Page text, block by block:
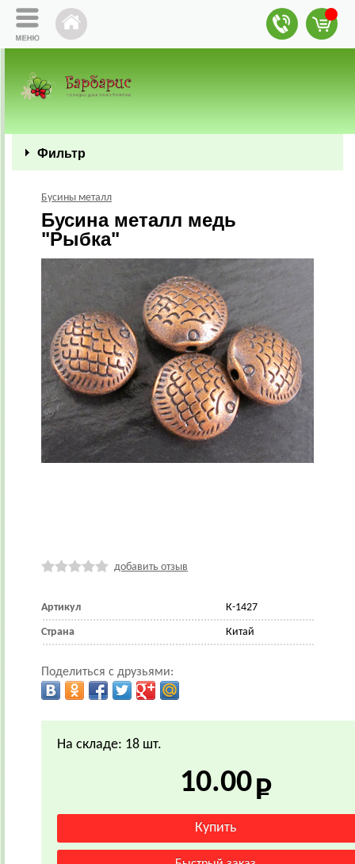
Фильтр
Бусины металл
Бусина металл медь
"Рыбка"
добавить отзыв
Артикул К-1427
Страна Китай
Поделиться с друзьями:
На складе: 18 шт.
10.00